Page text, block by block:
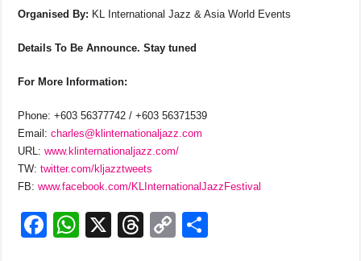
Organised By: KL International Jazz & Asia World Events
Details To Be Announce. Stay tuned
For More Information:
Phone: +603 56377742 / +603 56371539
Email:charles@klinternationaljazz.com
URL:www.klinternationaljazz.com/
TW:twitter.com/kljazztweets
FB:www.facebook.com/KLInternationalJazzFestival
F
W
X
T
C